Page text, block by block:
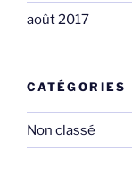
août 2017
CATÉGORIES
Non classé